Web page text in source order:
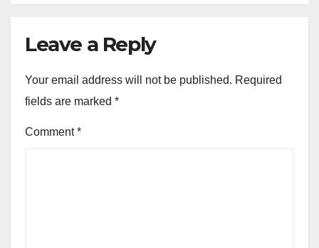
Leave a Reply
Your email address will not be published. Required
fields are marked *
Comment*